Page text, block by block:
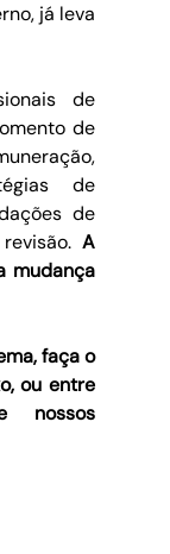
já leva
de
de
de
de
revisão. A
mudança
faça o
ou entre
nossos